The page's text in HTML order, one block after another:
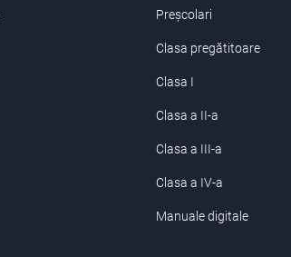
Preșcolari
Clasa pregătitoare
Clasa I
Clasa a II-a
Clasa a III-a
Clasa a IV-a
Manuale digitale